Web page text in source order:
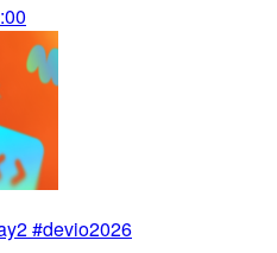
#devio2026